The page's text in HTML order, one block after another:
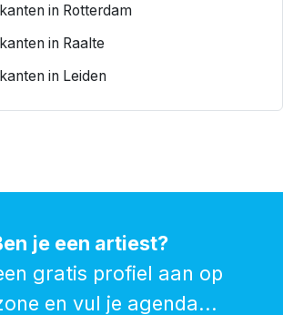
in Rotterdam
in Raalte
in Leiden
je een artiest?
gratis profiel aan op
en vul je agenda...